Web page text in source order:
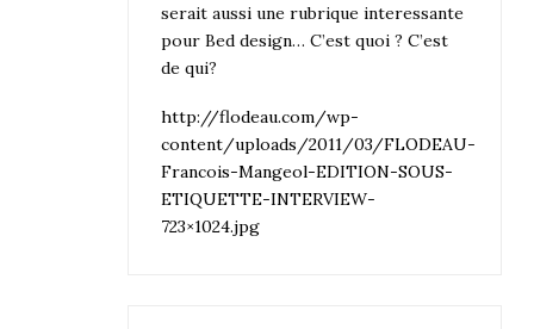
serait aussi une rubrique interessante
pour Bed design… C’est quoi ? C’est
de qui?
http://flodeau.com/wp-
content/uploads/2011/03/FLODEAU-
Francois-Mangeol-EDITION-SOUS-
ETIQUETTE-INTERVIEW-
723×1024.jpg